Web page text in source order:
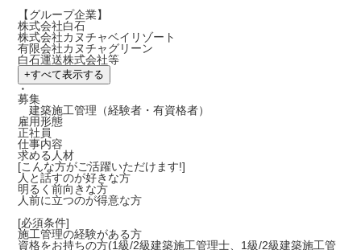
【グループ企業】
株式会社白石
株式会社カヌチャベイリゾート
有限会社カヌチャグリーン
白石運送株式会社等
+すべて表示する
・
募集
建築施工管理（経験者・有資格者）
雇用形態
正社員
仕事内容
求める人材
[こんな方がご活躍いただけます!]
人と話すのが好きな方
明るく前向きな方
人前に立つのが得意な方
[必須条件]
施工管理の経験がある方
資格をお持ちの方(1級/2級建築施工管理士、1級/2級建築施工管